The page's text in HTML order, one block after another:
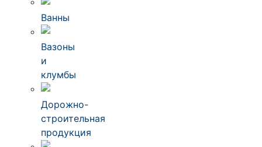
Ванны
Вазоны
и
клумбы
Дорожно-
строительная
продукция